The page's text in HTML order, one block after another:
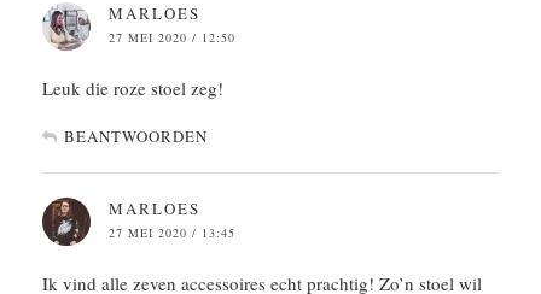
MARLOES
27 MEI 2020 / 12:50
Leuk die roze stoel zeg!
BEANTWOORDEN
MARLOES
27 MEI 2020 / 13:45
Ik vind alle zeven accessoires echt prachtig! Zo’n stoel wil